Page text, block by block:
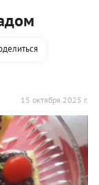
15 октября 2025 г.